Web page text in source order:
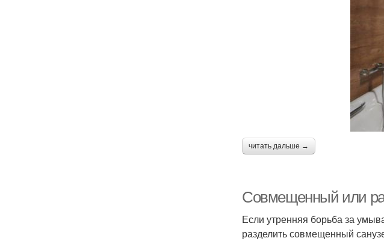
читать дальше →
Совмещенный или
Если утренняя борьба за
разделить совмещенный